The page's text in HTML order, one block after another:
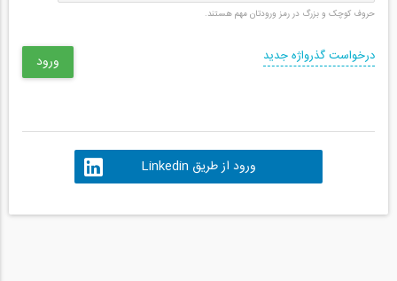
حروف کوچک و بزرگ در رمز ورودتان مهم هستند.
درخواست گذرواژه جدید
ورود از طریق Linkedin